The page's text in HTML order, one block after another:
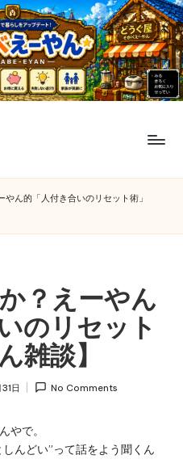
やん的「人付き合いのリセット術」
？えーやん
のリセット
雑談】
日 No Comments
やで。
んどい”って話をよう聞くん